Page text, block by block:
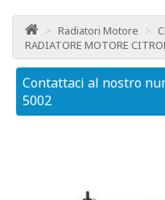
> Radiatori Motore >
RADIATORE MOTORE
Contattaci al nostro
5002